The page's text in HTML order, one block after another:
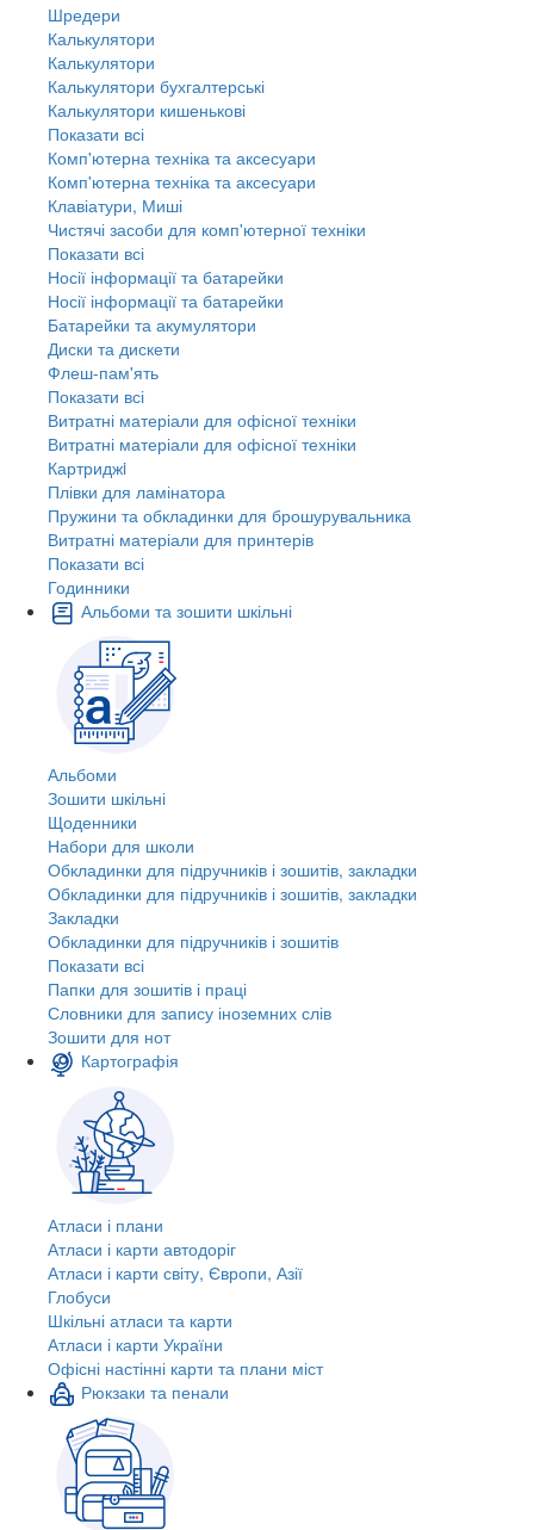
Шредери
Калькулятори
Калькулятори
Калькулятори бухгалтерські
Калькулятори кишенькові
Показати всі
Комп'ютерна техніка та аксесуари
Комп'ютерна техніка та аксесуари
Клавіатури, Миші
Чистячі засоби для комп'ютерної техніки
Показати всі
Носії інформації та батарейки
Носії інформації та батарейки
Батарейки та акумулятори
Диски та дискети
Флеш-пам'ять
Показати всі
Витратні матеріали для офісної техніки
Витратні матеріали для офісної техніки
Картриджi
Плівки для ламінатора
Пружини та обкладинки для брошурувальника
Витратні матеріали для принтерів
Показати всі
Годинники
Альбоми та зошити шкільні
Альбоми
Зошити шкільні
Щоденники
Набори для школи
Обкладинки для підручників і зошитів, закладки
Обкладинки для підручників і зошитів, закладки
Закладки
Обкладинки для підручників і зошитів
Показати всі
Папки для зошитів і праці
Словники для запису іноземних слів
Зошити для нот
Картографія
Атласи і плани
Атласи і карти автодоріг
Атласи і карти світу, Європи, Азії
Глобуси
Шкільні атласи та карти
Атласи і карти України
Офісні настінні карти та плани міст
Рюкзаки та пенали